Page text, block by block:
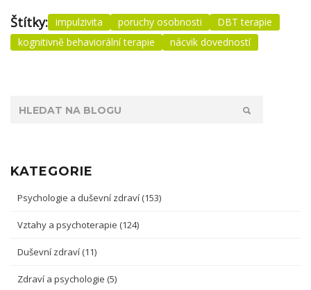
Štítky: impulzivita poruchy osobnosti
DBT terapie
kognitivně behaviorální terapie
nácvik dovedností
KATEGORIE
Psychologie a duševní zdraví (153)
Vztahy a psychoterapie (124)
Duševní zdraví (11)
Zdraví a psychologie (5)